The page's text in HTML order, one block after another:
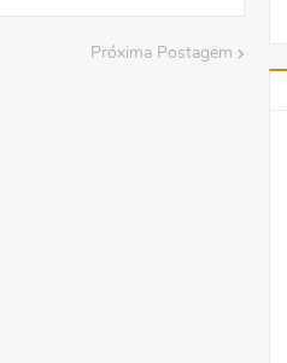
Próxima Postagem